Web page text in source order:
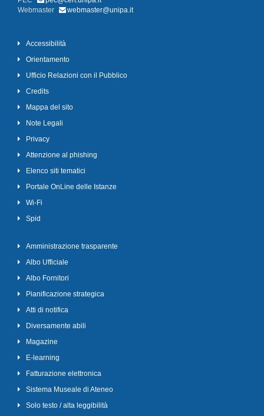
Webmaster
webmaster@unipa.it
Accessibilità
Orientamento
Ufficio Relazioni con il Pubblico
Credits
Mappa del sito
Note Legali
Privacy
Attenzione al phishing
Elenco siti tematici
Portale OnLine delle Istanze
Wi-Fi
Spid
Amministrazione trasparente
Albo Ufficiale
Albo Fornitori
Pianificazione strategica
Atti di notifica
Diversamente abili
Magazine
E-learning
Fatturazione elettronica
Sistema Museale di Ateneo
Solo testo / alta leggibilità